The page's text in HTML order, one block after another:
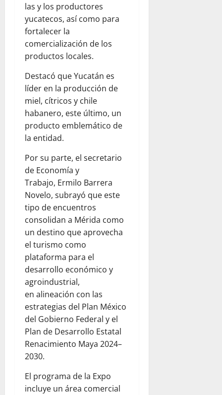
las y los productores
yucatecos, así como para
fortalecer la
comercialización de los
productos locales.
Destacó que Yucatán es
líder en la producción de
miel, cítricos y chile
habanero, este último, un
producto emblemático de
la entidad.
Por su parte, el secretario
de Economía y
Trabajo, Ermilo Barrera
Novelo, subrayó que este
tipo de encuentros
consolidan a Mérida como
un destino que aprovecha
el turismo como
plataforma para el
desarrollo económico y
agroindustrial,
en alineación con las
estrategias del Plan México
del Gobierno Federal y el
Plan de Desarrollo Estatal
Renacimiento Maya 2024–
2030.
El programa de la Expo
incluye un área comercial